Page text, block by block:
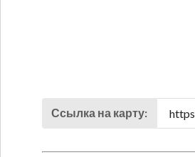
Ссылка на карту: